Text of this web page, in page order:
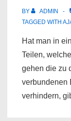
BY ADMIN
TAGGED WITH
Hat man in
Teilen,
gehen die zu
verbundenen
verhindern,